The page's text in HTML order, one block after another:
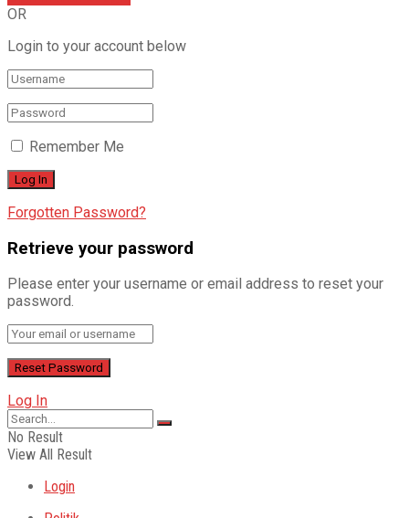
OR
Login to your account below
Remember Me
Forgotten Password?
Retrieve your password
Please enter your username or email address to reset your
password.
Log In
No Result
View All Result
Login